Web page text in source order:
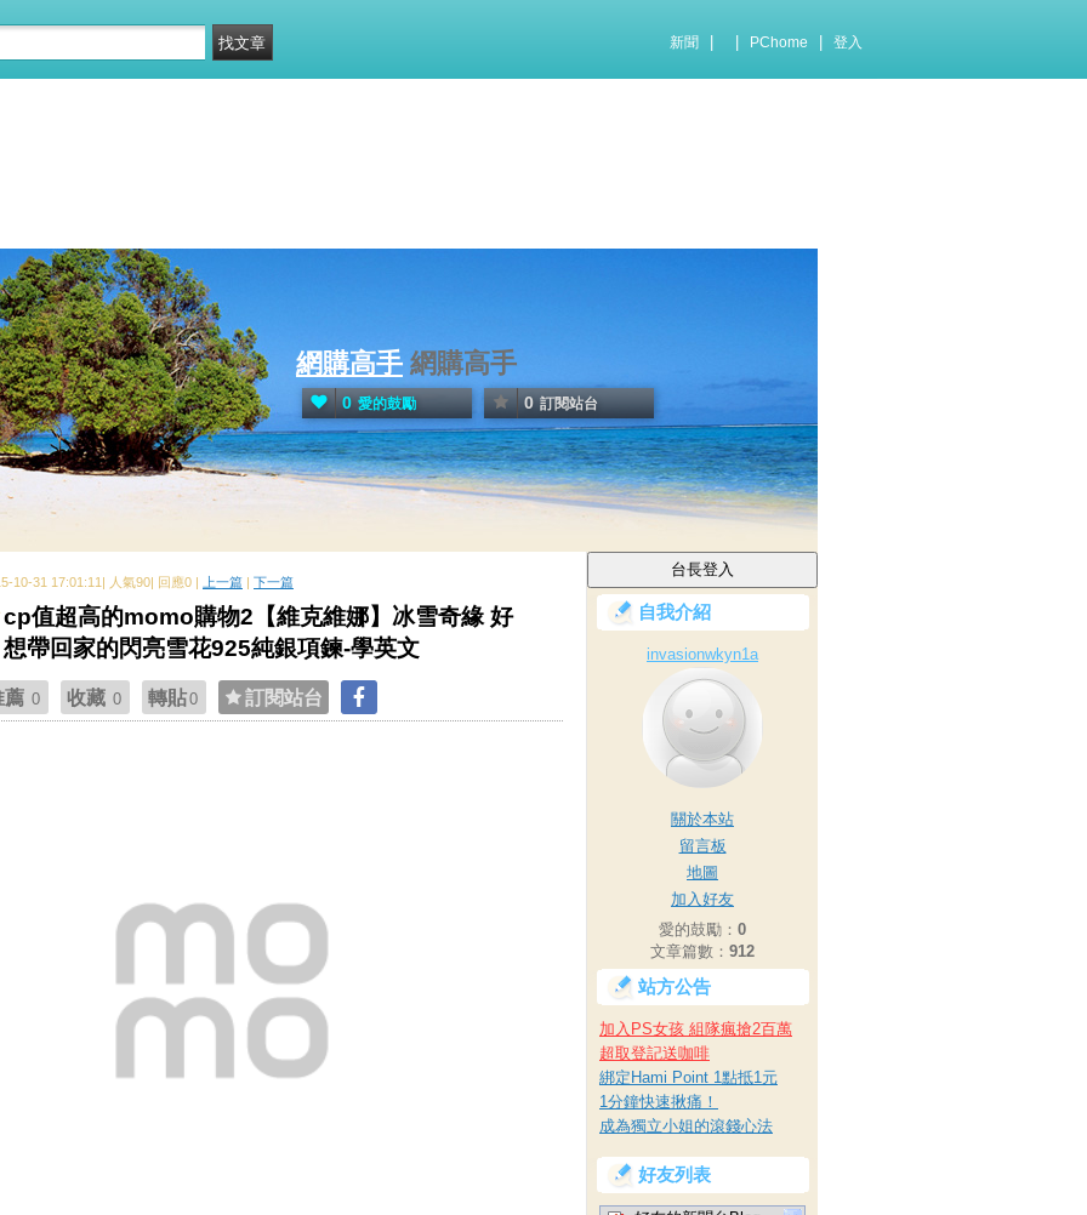
新聞 PChome 登入
網購高手 網購高手
0 愛的鼓勵 0 訂閱站台
10-31 17:01:11| 人氣90| 回應0 | 上一篇 | 下一篇
cp值超高的momo購物2【維克維娜】冰雪奇緣 好
想帶回家的閃亮雪花925純銀項鍊-學英文
薦 0 收藏 0 轉貼0 訂閱站台
自我介紹
invasionwkyn1a
關於本站
留言板
地圖
加入好友
愛的鼓勵： 0
文章篇數： 912
站方公告
加入PS女孩 組隊瘋搶2百萬
超取登記送咖啡
綁定Hami Point 1點抵1元
1分鐘快速揪痛！
成為獨立小姐的滾錢心法
好友列表